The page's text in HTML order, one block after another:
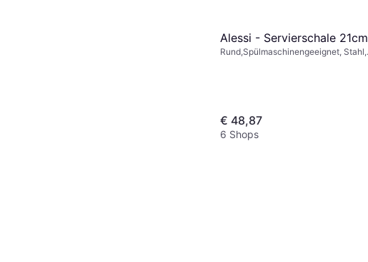
Alessi - Servierschale 21cm
Rund,Spülmaschinengeeignet, Stahl,
€ 48,87
6 Shops